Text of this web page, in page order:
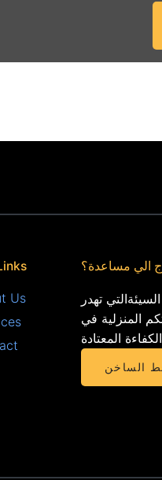
Us
الي مساعدة؟
تهدر
المنزلية في
المعتادة
الساخن